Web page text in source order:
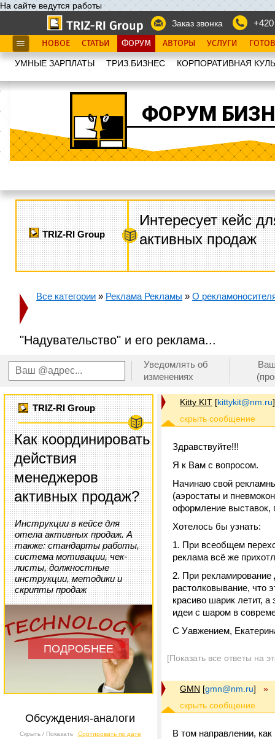
На сайте ведутся работы
Заказ звонка
НОВОЕ СТАТЬИ ФОРУМ АВТОРЫ УСЛУГИ
УМНЫЕ ЗАРПЛАТЫ ТРИЗ.БИЗНЕС КОРПОРАТИВНАЯ
ФОРУМ
TRIZ-RI Group
Интересует кейс
активных продаж
Все категории » Реклама Рекламы » О
"Надувательство" и его реклама...
Уведомлять об
изменениях
TRIZ-RI Group
Как координировать
действия
менеджеров
активных продаж?
Инструкции в кейсе для
отела активных продаж. А
также: стандарты работы,
система мотивации, чек-
листы, должностные
инструкции, методики и
скрипты продаж
ПОДРОБНЕЕ
Обсуждения-аналоги
Скрыть / Показать Сортировать по дате
Kitty KIT [kittykit@nm.ru]
Здравствуйте!!!
Я к Вам с вопросом.
Начинаю свой
(аэростаты и
оформление выставок,
Хотелось бы узнать:
1. При всеобщем
реклама всё же
2. При
растолковывание, что
красиво шарик летит,
идеи с шаром в
С Уавжением,
[Показать все ответы на
GMN [gmn@nm.ru] »
В том направлении,